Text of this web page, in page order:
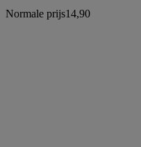
Normale prijs14,90